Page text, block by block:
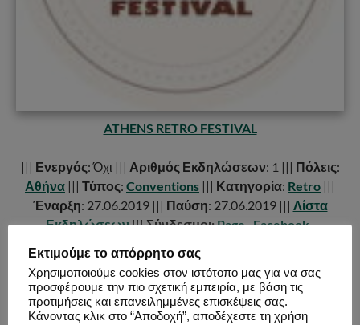
ATHENS RETRO FESTIVAL
||| Ενεργός: Όχι ||| Αριθμός Εκδηλώσεων: 1 ||| Πόλεις:
Αθήνα ||| Τύπος: Conventions ||| Κατηγορία: Retro |||
Έναρξη: 27.06.2019 ||| Παύση: 27.06.2019 ||| Λίστα
Εκδηλώσεων|||Σύνδεσμοι:Page,Facebook,
Facebook
,
& Συνέντευξη Διοργανωτή
Εκτιμούμε το απόρρητο σας
Χρησιμοποιούμε cookies στον ιστότοπο μας για να σας
προσφέρουμε την πιο σχετική εμπειρία, με βάση τις
προτιμήσεις και επανειλημμένες επισκέψεις σας.
Κάνοντας κλικ στο “Αποδοχή”, αποδέχεστε τη χρήση